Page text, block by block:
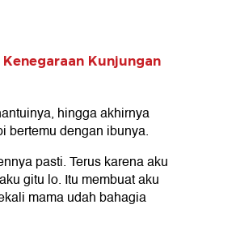
Kunjungan
hingga akhirnya
bertemu dengan ibunya.
pasti. Terus karena aku
gitu lo. Itu membuat aku
mama udah bahagia